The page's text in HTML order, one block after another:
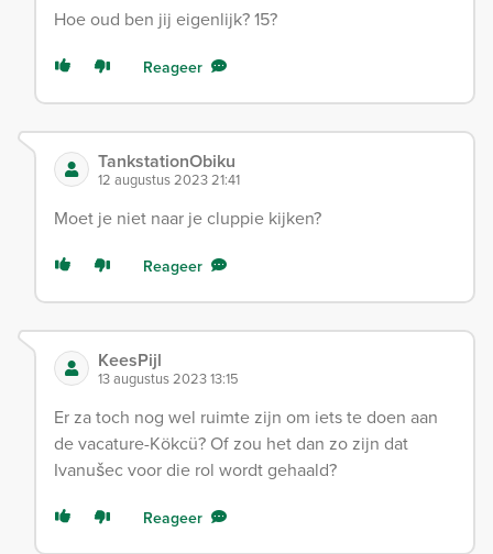
Hoe oud ben jij eigenlijk? 15?
Reageer
TankstationObiku
12 augustus 2023 21:41
Moet je niet naar je cluppie kijken?
Reageer
KeesPijl
13 augustus 2023 13:15
Er za toch nog wel ruimte zijn om iets te doen aan
de vacature-Kökcü? Of zou het dan zo zijn dat
Ivanušec voor die rol wordt gehaald?
Reageer